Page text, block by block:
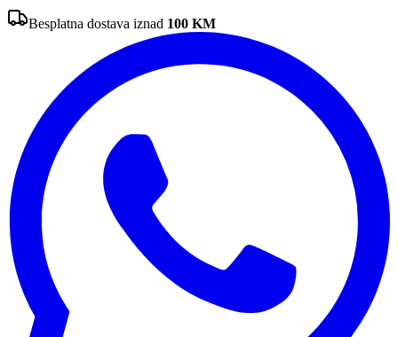
Besplatna dostava iznad 100 KM